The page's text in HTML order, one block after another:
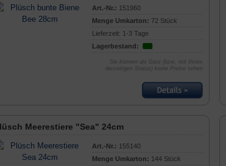
Art.-Nr.: 151960
Menge Umkarton: 72 Stück
Lieferzeit: 1-3 Tage
Lagerbestand:
Sie können als Gast (bzw. mit Ihrem
derzeitigen Status) keine Preise sehen
Meerestiere "Sea" 24cm
Art.-Nr.: 155140
Menge Umkarton: 144 Stück